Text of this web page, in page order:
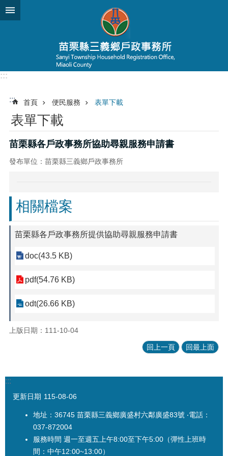
跳到主要內容區塊
:::
::: 首頁 便民服務 表單下載
表單下載
苗栗縣各戶政事務所協助尋親服務申請書
發布單位：苗栗縣三義鄉戶政事務所
相關檔案
苗栗縣各戶政事務所提供協助尋親服務申請書
doc(43.5 KB)
pdf(54.76 KB)
odt(26.66 KB)
上版日期：111-10-04
回上一頁 回最上面
:::
更新日期 115-08-06
地址：36745 苗栗縣三義鄉廣盛村六鄰廣盛83號 ‧電話：
037-872004
服務時間 週一至週五上午8:00至下午5:00（彈性上班時
間：中午12:00~13:00）